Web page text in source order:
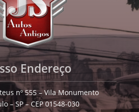
Endereço
nº 555 – Vila Monumento
– SP – CEP 01548-030